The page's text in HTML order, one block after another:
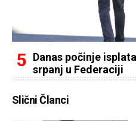
Danas počinje
srpanj u Federaciji
Slični Članci